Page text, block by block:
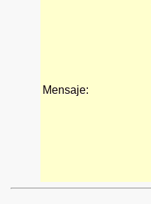
Mensaje: